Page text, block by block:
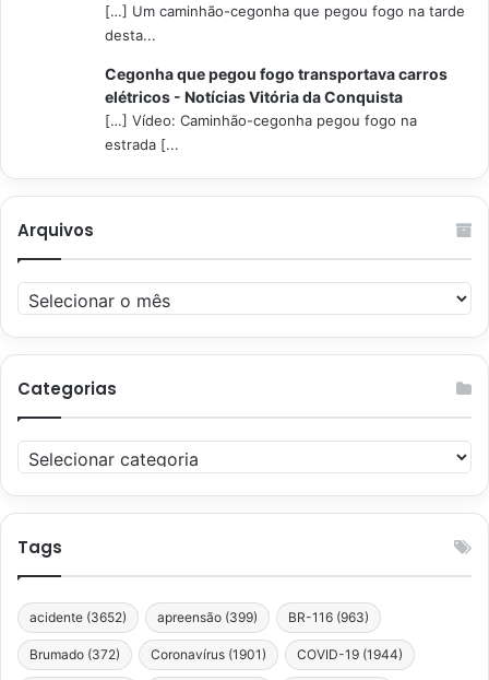
[…] Um caminhão-cegonha que pegou fogo na tarde
desta...
Cegonha que pegou fogo transportava carros
elétricos - Notícias Vitória da Conquista
[…] Vídeo: Caminhão-cegonha pegou fogo na
estrada [...
Arquivos
Arquivos
Categorias
Categorias
Tags
acidente (3652) apreensão (399) BR-116 (963)
Brumado (372) Coronavírus (1901) COVID-19 (1944)